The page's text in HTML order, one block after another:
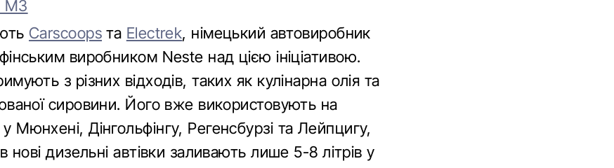
M3
Carscoops та Electrek, німецький автовиробник
виробником Neste над цією ініціативою.
з різних відходів, таких як кулінарна олія та
сировини. Його вже використовують на
Мюнхені, Дінгольфінгу, Регенсбурзі та Лейпцигу,
нові дизельні автівки заливають лише 5-8 літрів у